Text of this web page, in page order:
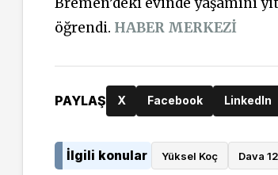
öğrendi. HABER MERKEZİ
PAYLAŞ X Facebook LinkedIn
İlgili konular Yüksel Koç Dava